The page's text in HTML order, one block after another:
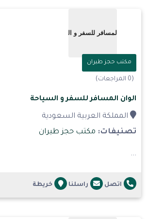
مكتب حجز طيران
(0 المراجعات)
الوان المسافر للسفر و السياحة
المملكة العربية السعودية
تصنيفات: مكتب حجز طيران
...
اتصل راسلنا خريطة